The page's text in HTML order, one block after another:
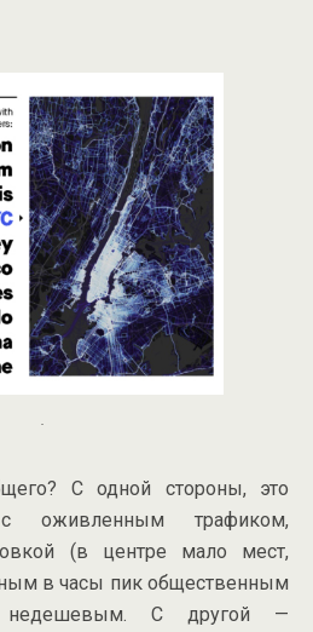
С одной стороны, это
оживленным трафиком,
(в центре мало мест,
в часы пик общественным
недешевым. С другой —